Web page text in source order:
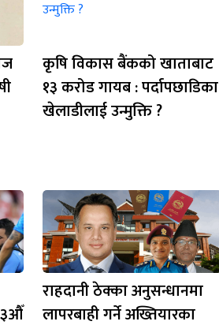
कृषि विकास बैंकको खाताबाट
१३ करोड गायब : पर्दापछाडिका
खेलाडीलाई उन्मुक्ति ?
राहदानी ठेक्का अनुसन्धानमा
लापरबाही गर्ने अख्तियारका